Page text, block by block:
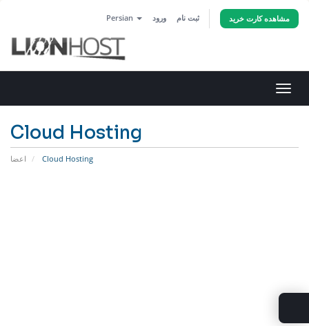
Persian ورود ثبت نام مشاهده کارت خرید
تغییر
Cloud Hosting
اعضا Cloud Hosting